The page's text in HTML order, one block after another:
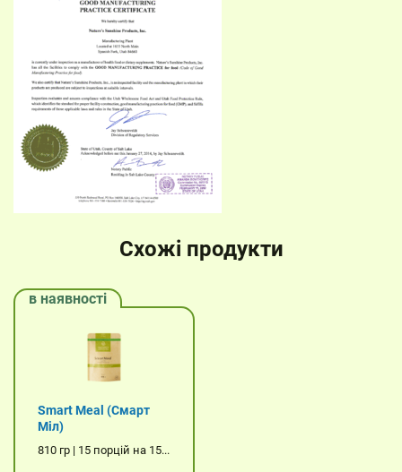
Схожі продукти
в наявності
Smart Meal (Смарт
Міл)
810 гр | 15 порцій на 15...